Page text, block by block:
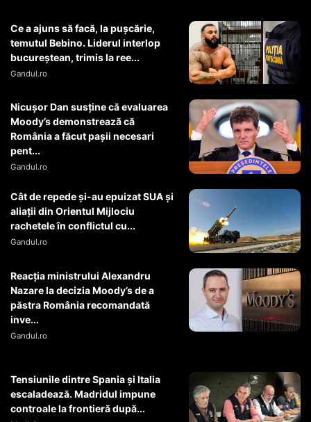
Ce a ajuns să facă, la pușcărie,
temutul Bebino. Liderul interlop
bucureștean, trimis la ree...
Gandul.ro
Nicușor Dan susține că evaluarea
Moody’s demonstrează că
România a făcut pașii necesari
pent...
Gandul.ro
Cât de repede și-au epuizat SUA și
aliații din Orientul Mijlociu
rachetele în conflictul cu...
Gandul.ro
Reacția ministrului Alexandru
Nazare la decizia Moody’s de a
păstra România recomandată
inve...
Gandul.ro
Tensiunile dintre Spania și Italia
escaladează. Madridul impune
controale la frontieră după...